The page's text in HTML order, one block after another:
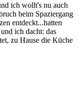
ich wollt's nu auch
beim Spaziergang
entdeckt...hatten
ich dacht: das
zu Hause die Küche